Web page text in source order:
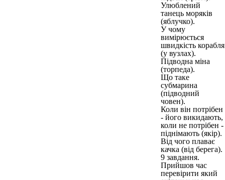
Улюблений
танець моряків
(яблучко).
У чому
вимірюється
швидкість корабля
(у вузлах).
Підводна міна
(торпеда).
Що таке
субмарина
(підводний
човен).
Коли він потрібен
- його викидають,
коли не потрібен -
піднімають (якір).
Від чого плаває
качка (від берега).
9 завдання.
Прийшов час
перевірити який